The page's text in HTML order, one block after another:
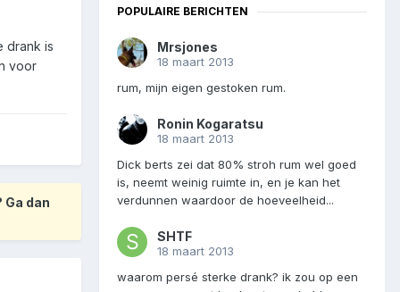
drank is
voor
dan
POPULAIRE BERICHTEN
Mrsjones
18 maart 2013
rum, mijn eigen gestoken rum.
Ronin Kogaratsu
18 maart 2013
Dick berts zei dat 80% stroh rum wel goed
is, neemt weinig ruimte in, en je kan het
verdunnen waardoor de hoeveelheid...
SHTF
18 maart 2013
waarom persé sterke drank? ik zou op een